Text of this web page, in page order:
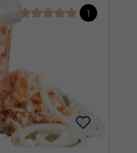
Durchschnittliche
1